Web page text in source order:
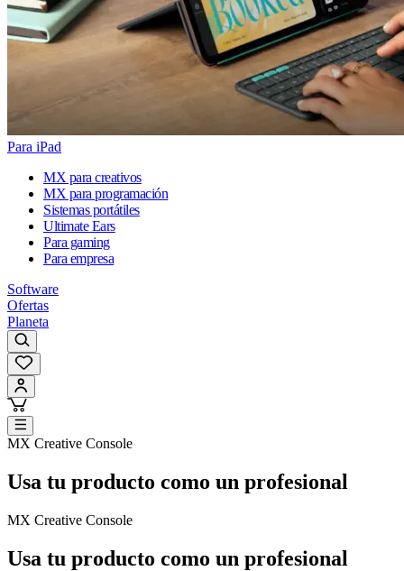
Para iPad
MX para creativos
MX para programación
Sistemas portátiles
Ultimate Ears
Para gaming
Para empresa
Software
Ofertas
Planeta
MX Creative Console
Usa tu producto como un profesional
MX Creative Console
Usa tu producto como un profesional